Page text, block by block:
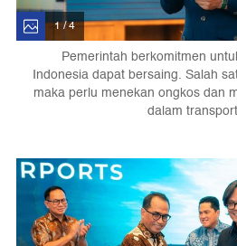
1 / 4
Pemerintah berkomitmen
Indonesia dapat bersaing. Salah
maka perlu menekan ongkos dan
dalam